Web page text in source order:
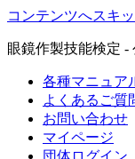
コンテンツへスキ
眼鏡作製技能検定 -
各種マニュア
よくあるご質
お問い合わせ
マイページ
団体ログイン